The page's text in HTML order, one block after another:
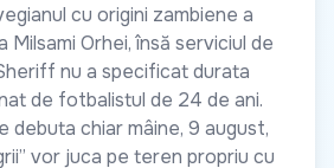
cu origini zambiene a
Orhei, însă serviciul de
nu a specificat durata
de fotbalistul de 24 de ani.
debuta chiar mâine, 9 august,
vor juca pe teren propriu cu